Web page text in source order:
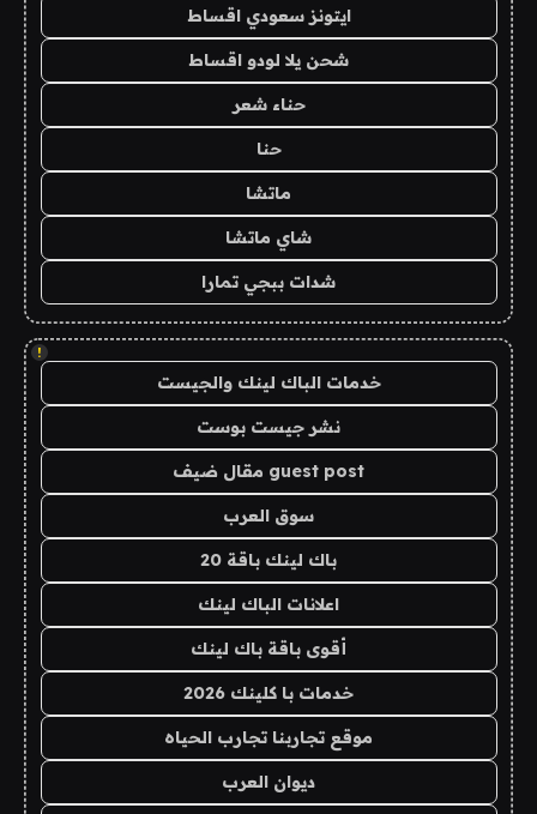
ايتونز سعودي اقساط
شحن يلا لودو اقساط
حناء شعر
حنا
ماتشا
شاي ماتشا
شدات ببجي تمارا
!
خدمات الباك لينك والجيست
نشر جيست بوست
guest post مقال ضيف
سوق العرب
باك لينك باقة 20
اعلانات الباك لينك
أقوى باقة باك لينك
خدمات با كلينك 2026
موقع تجاربنا تجارب الحياه
ديوان العرب